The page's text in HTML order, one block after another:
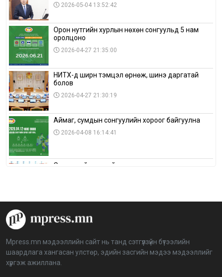
2026-05-04 13:52:42
Орон нутгийн хурлын нөхөн сонгуульд 5 нам
оролцоно
2026-04-27 21:35:00
НИТХ-д ширүүн тэмцэл өрнөж, шинэ даргатай
болов
2026-04-27 21:30:19
Аймаг, сумдын сонгуулийн хороог байгуулна
2026-04-08 16:14:41
Сонгуулийн хуулийн зөрчил, шалгах,
аймагт үргэлжилж байна
BTS-ийн тоглолтыг Netflix дэлхий даяар шууд
дамжуулна
Mpress.mn мэдээллийн сайт нь танд сэтгүүлзүйн бүтээлийн
шаардлага хангасан улстөр, эдийн засгийн мэдээ мэдээллийг
хүргэж ажиллана.